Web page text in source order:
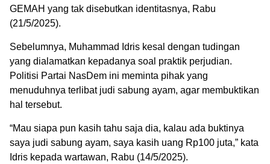
GEMAH yang tak disebutkan identitasnya, Rabu
(21/5/2025).
Sebelumnya, Muhammad Idris kesal dengan tudingan
yang dialamatkan kepadanya soal praktik perjudian.
Politisi Partai NasDem ini meminta pihak yang
menuduhnya terlibat judi sabung ayam, agar membuktikan
hal tersebut.
“Mau siapa pun kasih tahu saja dia, kalau ada buktinya
saya judi sabung ayam, saya kasih uang Rp100 juta,” kata
Idris kepada wartawan, Rabu (14/5/2025).